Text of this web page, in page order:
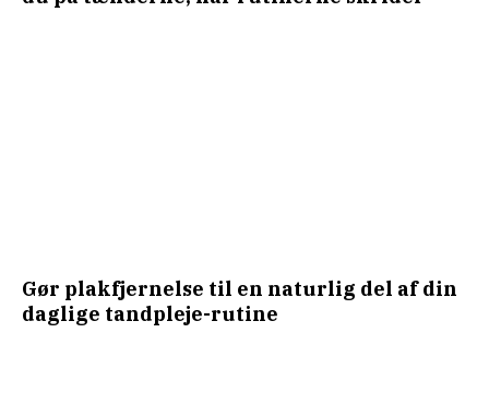
Gør plakfjernelse til en naturlig del af din
daglige tandpleje-rutine